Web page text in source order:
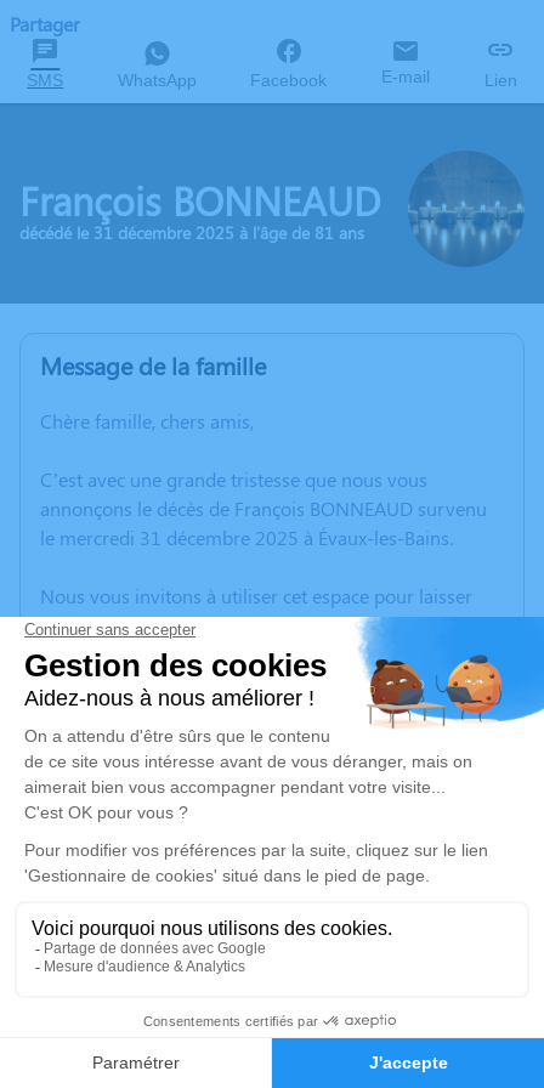
Faire-part Hommages
Partager
SMS WhatsApp Facebook E-mail Lien
François BONNEAUD
décédé le 31 décembre 2025 à l'âge de 81 ans
Message de la famille
Chère famille, chers amis,
C’est avec une grande tristesse que nous vous
annonçons le décès de François BONNEAUD survenu
le mercredi 31 décembre 2025 à Évaux-les-Bains.
Nous vous invitons à utiliser cet espace pour laisser
vos condoléances, partager des photos souvenirs, une
anecdote ou exprimer vos pensées à travers des
poèmes ou des textes. Cet endroit est un lieu
d'expression dédié à honorer la mémoire de François
BONNEAUD.
Un service de plantation d’arbre hommage est
disponible ici.
Je rends hommage
Cérémonie religieuse
Je rends hommage